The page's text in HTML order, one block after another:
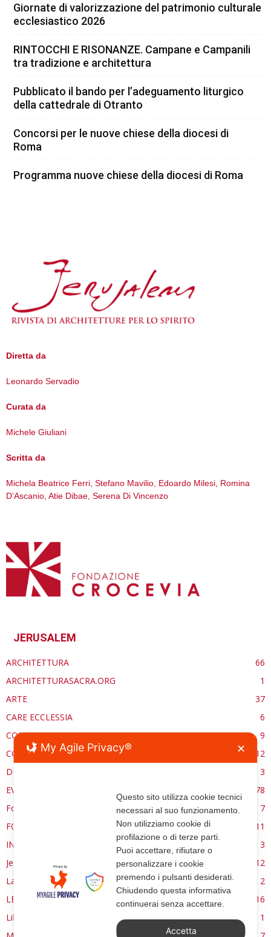
Giornate di valorizzazione del patrimonio culturale
ecclesiastico 2026
RINTOCCHI E RISONANZE. Campane e Campanili
tra tradizione e architettura
Pubblicato il bando per l’adeguamento liturgico
della cattedrale di Otranto
Concorsi per le nuove chiese della diocesi di
Roma
Programma nuove chiese della diocesi di Roma
Diretta da
Leonardo Servadio
Curata da
Michele Giuliani
Scritta da
Michela Beatrice Ferri, Stefano Mavilio, Edoardo Milesi, Romina
D’Ascanio, Atie Dibae, Serena Di Vincenzo
JERUSALEM
ARCHITETTURA
66
ARCHITETTURASACRA.ORG
1
ARTE
37
CARE ECCLESSIA
6
CONSERVAZIONE
9
CONTROCANTO
12
DE RE AEDIFICATORIA
3
EVENTI
78
Forma, spazio e ordine
7
FORMAZIONE
11
INTERVIEW
3
Jerusalem
12
La Materia e l'Immagine
2
LETTURE
16
Libri
1
My Agile Privacy® ✕
Questo sito utilizza cookie tecnici
necessari al suo funzionamento.
Non utilizziamo cookie di
profilazione o di terze parti.
Puoi accettare, rifiutare o
personalizzare i cookie
premendo i pulsanti desiderati.
Chiudendo questa informativa
continuerai senza accettare.
Accetta